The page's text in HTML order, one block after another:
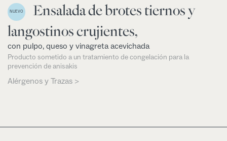
NUEVO
Ensalada de brotes tiernos y
langostinos crujientes,
con pulpo, queso y vinagreta acevichada
Producto sometido a un tratamiento de congelación para la
prevención de anisakis
Alérgenos y Trazas >